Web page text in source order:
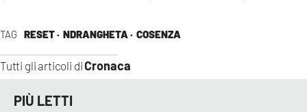
TAG RESET · NDRANGHETA · COSENZA
Tutti gli articoli diCronaca
PIÙ LETTI